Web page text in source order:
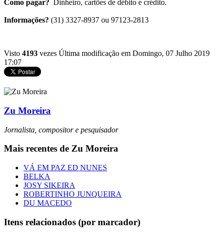
Como pagar? Dinheiro, cartões de débito e crédito.
Informações? (31) 3327-8937 ou 97123-2813
Visto 4193 vezes Última modificação em Domingo, 07 Julho 2019
17:07
Zu Moreira
Jornalista, compositor e pesquisador
Mais recentes de Zu Moreira
VÁ EM PAZ ED NUNES
BELKA
JOSY SIKEIRA
ROBERTINHO JUNQUEIRA
DU MACEDO
Itens relacionados (por marcador)